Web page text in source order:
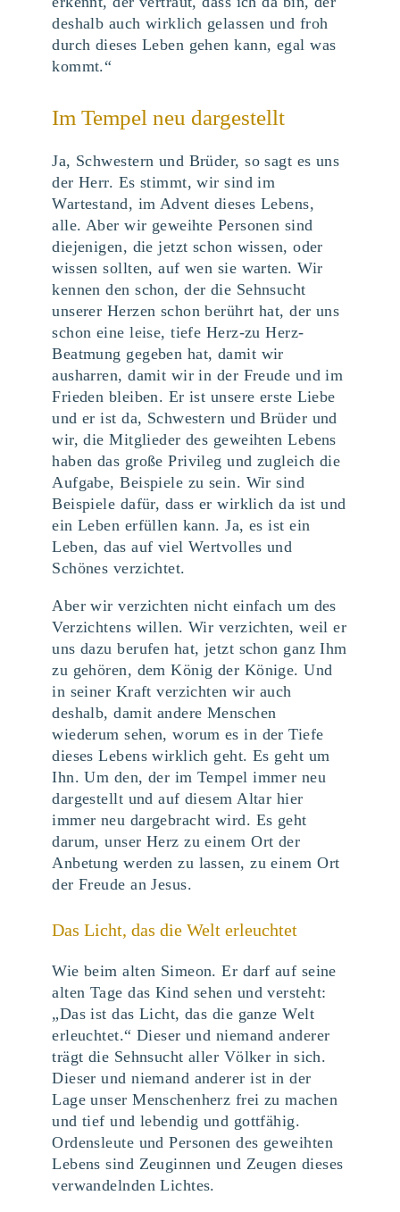
deshalb auch wirklich gelassen und froh
durch dieses Leben gehen kann, egal was
kommt.“
Im Tempel neu dargestellt
Ja, Schwestern und Brüder, so sagt es uns
der Herr. Es stimmt, wir sind im
Wartestand, im Advent dieses Lebens,
alle. Aber wir geweihte Personen sind
diejenigen, die jetzt schon wissen, oder
wissen sollten, auf wen sie warten. Wir
kennen den schon, der die Sehnsucht
unserer Herzen schon berührt hat, der uns
schon eine leise, tiefe Herz-zu Herz-
Beatmung gegeben hat, damit wir
ausharren, damit wir in der Freude und im
Frieden bleiben. Er ist unsere erste Liebe
und er ist da, Schwestern und Brüder und
wir, die Mitglieder des geweihten Lebens
haben das große Privileg und zugleich die
Aufgabe, Beispiele zu sein. Wir sind
Beispiele dafür, dass er wirklich da ist und
ein Leben erfüllen kann. Ja, es ist ein
Leben, das auf viel Wertvolles und
Schönes verzichtet.
Aber wir verzichten nicht einfach um des
Verzichtens willen. Wir verzichten, weil er
uns dazu berufen hat, jetzt schon ganz Ihm
zu gehören, dem König der Könige. Und
in seiner Kraft verzichten wir auch
deshalb, damit andere Menschen
wiederum sehen, worum es in der Tiefe
dieses Lebens wirklich geht. Es geht um
Ihn. Um den, der im Tempel immer neu
dargestellt und auf diesem Altar hier
immer neu dargebracht wird. Es geht
darum, unser Herz zu einem Ort der
Anbetung werden zu lassen, zu einem Ort
der Freude an Jesus.
Das Licht, das die Welt erleuchtet
Wie beim alten Simeon. Er darf auf seine
alten Tage das Kind sehen und versteht:
„Das ist das Licht, das die ganze Welt
erleuchtet.“ Dieser und niemand anderer
trägt die Sehnsucht aller Völker in sich.
Dieser und niemand anderer ist in der
Lage unser Menschenherz frei zu machen
und tief und lebendig und gottfähig.
Ordensleute und Personen des geweihten
Lebens sind Zeuginnen und Zeugen dieses
verwandelnden Lichtes.